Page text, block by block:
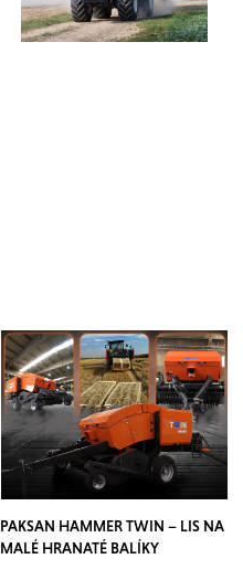
PAKSAN HAMMER TWIN – LIS NA
MALÉ HRANATÉ BALÍKY